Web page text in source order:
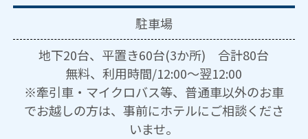
駐車場
地下20台、平置き60台(3か所) 合計80台
無料、利用時間/12:00～翌12:00
※牽引車・マイクロバス等、普通車以外のお車
でお越しの方は、事前にホテルにご相談くださ
いませ。